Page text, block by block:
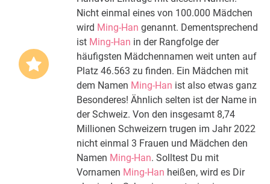
Nicht einmal eines von 100.000 Mädchen
wird Ming-Han genannt. Dementsprechend
ist Ming-Han in der Rangfolge der
häufigsten Mädchennamen weit unten auf
Platz 46.563 zu finden. Ein Mädchen mit
dem Namen Ming-Han ist also etwas ganz
Besonderes! Ähnlich selten ist der Name in
der Schweiz. Von den insgesamt 8,74
Millionen Schweizern trugen im Jahr 2022
nicht einmal 3 Frauen und Mädchen den
Namen Ming-Han. Solltest Du mit
Vornamen Ming-Han heißen, wird es Dir